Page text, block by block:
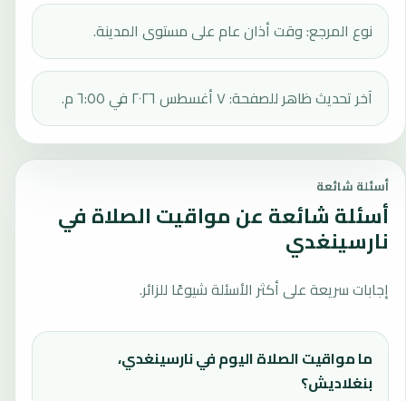
نوع المرجع: وقت أذان عام على مستوى المدينة.
آخر تحديث ظاهر للصفحة: ٧ أغسطس ٢٠٢٦ في ٦:٥٥ م.
أسئلة شائعة
أسئلة شائعة عن مواقيت الصلاة في
نارسينغدي
إجابات سريعة على أكثر الأسئلة شيوعًا للزائر.
ما مواقيت الصلاة اليوم في نارسينغدي،
بنغلاديش؟